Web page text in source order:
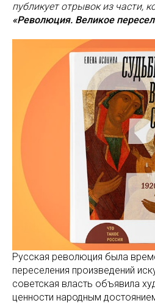
публикует отрывок из части,
«Революция. Великое
Русская революция была
переселения произведений
советская власть объявила
ценности народным